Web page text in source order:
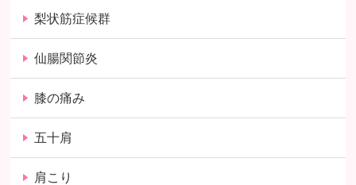
梨状筋症候群
仙腸関節炎
膝の痛み
五十肩
肩こり